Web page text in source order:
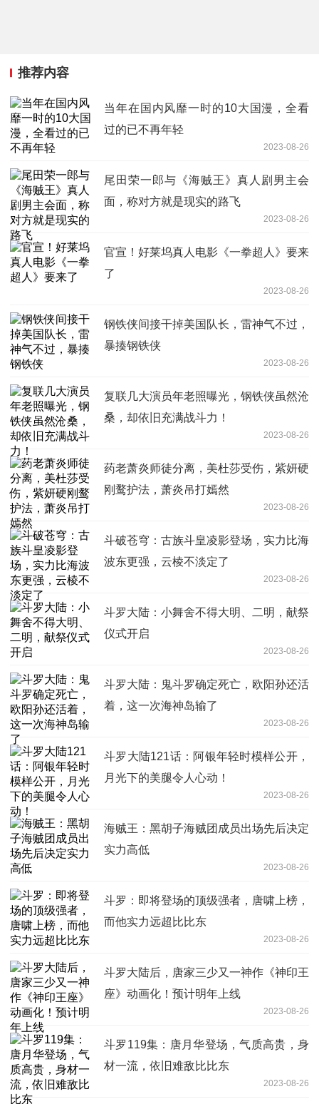
推荐内容
当年在国内风靡一时的10大国漫，全看
过的已不再年轻
2023-08-26
尾田荣一郎与《海贼王》真人剧男主会
面，称对方就是现实的路飞
2023-08-26
官宣！好莱坞真人电影《一拳超人》要来
了
2023-08-26
钢铁侠间接干掉美国队长，雷神气不过，
暴揍钢铁侠
2023-08-26
复联几大演员年老照曝光，钢铁侠虽然沧
桑，却依旧充满战斗力！
2023-08-26
药老萧炎师徒分离，美杜莎受伤，紫妍硬
刚鹜护法，萧炎吊打嫣然
2023-08-26
斗破苍穹：古族斗皇凌影登场，实力比海
波东更强，云棱不淡定了
2023-08-26
斗罗大陆：小舞舍不得大明、二明，献祭
仪式开启
2023-08-26
斗罗大陆：鬼斗罗确定死亡，欧阳孙还活
着，这一次海神岛输了
2023-08-26
斗罗大陆121话：阿银年轻时模样公开，
月光下的美腿令人心动！
2023-08-26
海贼王：黑胡子海贼团成员出场先后决定
实力高低
2023-08-26
斗罗：即将登场的顶级强者，唐啸上榜，
而他实力远超比比东
2023-08-26
斗罗大陆后，唐家三少又一神作《神印王
座》动画化！预计明年上线
2023-08-26
斗罗119集：唐月华登场，气质高贵，身
材一流，依旧难敌比比东
2023-08-26